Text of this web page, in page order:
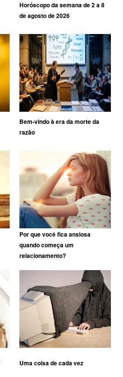
Horóscopo da semana de 2 a 8
de agosto de 2026
Bem-vindo à era da morte da
razão
Por que você fica ansiosa
quando começa um
relacionamento?
Uma coisa de cada vez